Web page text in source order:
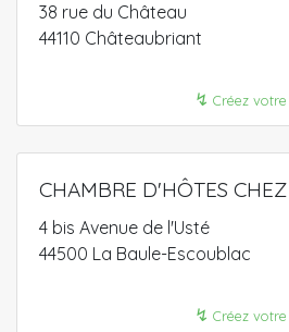
38 rue du Château
44110 Châteaubriant
↯ Créez
CHAMBRE D'HÔTES
4 bis Avenue de l'Usté
44500 La Baule-Escoublac
↯ Créez